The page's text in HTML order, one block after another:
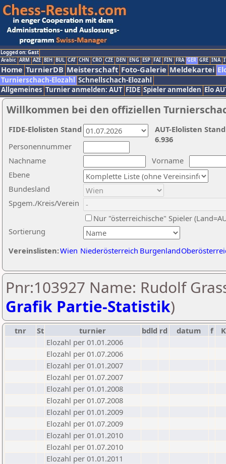
Logged on: Gast
Arabic ARM AZE BIH BUL CAT CHN CRO CZE DEN ENG ESP FAI FIN FRA GER GRE INA
Home TurnierDB Meisterschaft Foto-Galerie Meldekartei
Turnierschach-Elozahl Schnellschach-Elozahl
Allgemeines Turnier anmelden: AUT FIDE Spieler anmelden Elo
Willkommen bei den offiziellen
Nachname
Vorname
Ebene
Sortierung
Personennummer
Bundesland
Spgem./Kreis/Verein
Nur "österreichische" Spieler
Vereinslisten:Wien Niederösterreich Burgenland
AUT-Elolisten
6.936
FIDE-Elolisten Stand
Pnr:103927 Name: Rudolf
Grafik Partie-Statistik)
tnr St turnier bdld rd datum f
K
Elozahl per 01.01.2006
Elozahl per 01.07.2006
Elozahl per 01.01.2007
Elozahl per 01.07.2007
Elozahl per 01.01.2008
Elozahl per 01.07.2008
Elozahl per 01.01.2009
Elozahl per 01.07.2009
Elozahl per 01.01.2010
Elozahl per 01.07.2010
Elozahl per 01.01.2011